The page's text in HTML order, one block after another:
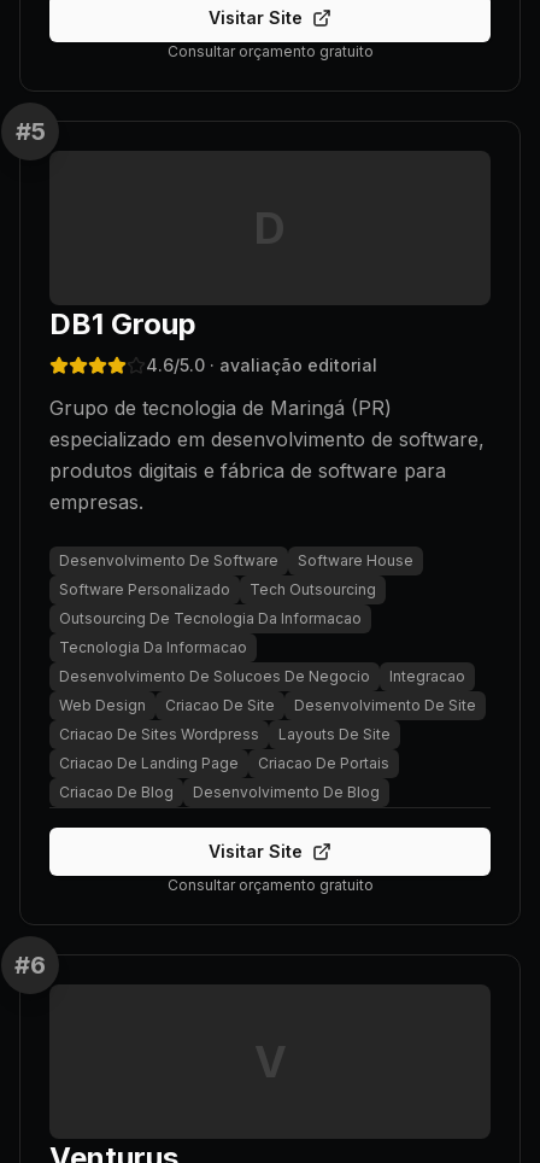
Visitar Site
Consultar orçamento gratuito
#5
D
DB1 Group
4.6/5.0 · avaliação editorial
Grupo de tecnologia de Maringá (PR)
especializado em desenvolvimento de software,
produtos digitais e fábrica de software para
empresas.
Desenvolvimento De Software
Software House
Software Personalizado
Tech Outsourcing
Outsourcing De Tecnologia Da Informacao
Tecnologia Da Informacao
Desenvolvimento De Solucoes De Negocio
Integracao
Web Design
Criacao De Site
Desenvolvimento De Site
Criacao De Sites Wordpress
Layouts De Site
Criacao De Landing Page
Criacao De Portais
Criacao De Blog
Desenvolvimento De Blog
Visitar Site
Consultar orçamento gratuito
#6
V